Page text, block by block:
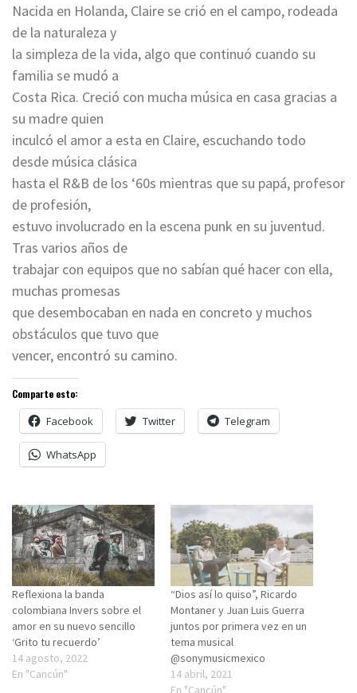
Nacida en Holanda, Claire se crió en el campo, rodeada
de la naturaleza y
la simpleza de la vida, algo que continuó cuando su
familia se mudó a
Costa Rica. Creció con mucha música en casa gracias a
su madre quien
inculcó el amor a esta en Claire, escuchando todo
desde música clásica
hasta el R&B de los ‘60s mientras que su papá, profesor
de profesión,
estuvo involucrado en la escena punk en su juventud.
Tras varios años de
trabajar con equipos que no sabían qué hacer con ella,
muchas promesas
que desembocaban en nada en concreto y muchos
obstáculos que tuvo que
vencer, encontró su camino.
Comparte esto:
Facebook Twitter Telegram
WhatsApp
Reflexiona la banda
colombiana Invers sobre el
amor en su nuevo sencillo
‘Grito tu recuerdo’
14 agosto, 2022
En "Cancún"
“Dios así lo quiso”, Ricardo
Montaner y Juan Luis Guerra
juntos por primera vez en un
tema musical
@sonymusicmexico
14 abril, 2021